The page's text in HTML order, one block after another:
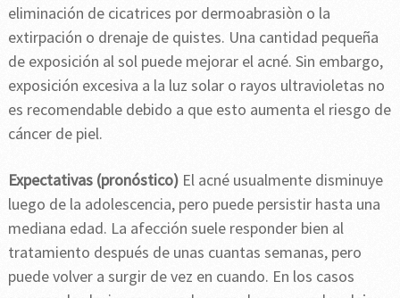
eliminación de cicatrices por dermoabrasiòn o la
extirpación o drenaje de quistes. Una cantidad pequeña
de exposición al sol puede mejorar el acné. Sin embargo,
exposición excesiva a la luz solar o rayos ultravioletas no
es recomendable debido a que esto aumenta el riesgo de
cáncer de piel.
Expectativas (pronóstico)El acné usualmente disminuye
luego de la adolescencia, pero puede persistir hasta una
mediana edad. La afección suele responder bien al
tratamiento después de unas cuantas semanas, pero
puede volver a surgir de vez en cuando. En los casos